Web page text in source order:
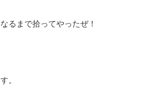
るまで拾ってやったぜ！
。